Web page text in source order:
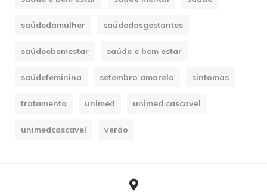
saúdedamulher saúdedasgestantes
saúdeebemestar saúde e bem estar
saúdefeminina setembro amarelo sintomas
tratamento unimed unimed cascavel
unimedcascavel verão